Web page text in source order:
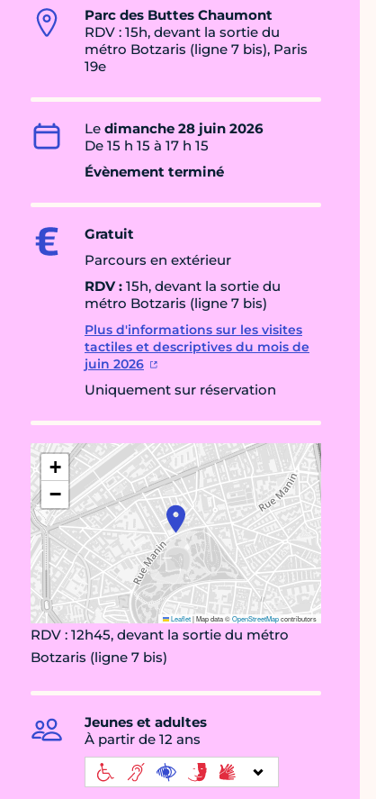
Parc des Buttes Chaumont
RDV : 15h, devant la sortie du
métro Botzaris (ligne 7 bis), Paris
19e
Le dimanche 28 juin 2026
De 15 h 15 à 17 h 15
Évènement terminé
Gratuit
Parcours en extérieur
RDV: 15h, devant la sortie du
métro Botzaris (ligne 7 bis)
Plus d'informations sur les visites
tactiles et descriptives du mois de
juin 2026
Uniquement sur réservation
+
−
Leaflet|Map data ©OpenStreetMapcontributors
RDV : 12h45, devant la sortie du métro
Botzaris (ligne 7 bis)
Jeunes et adultes
À partir de 12 ans